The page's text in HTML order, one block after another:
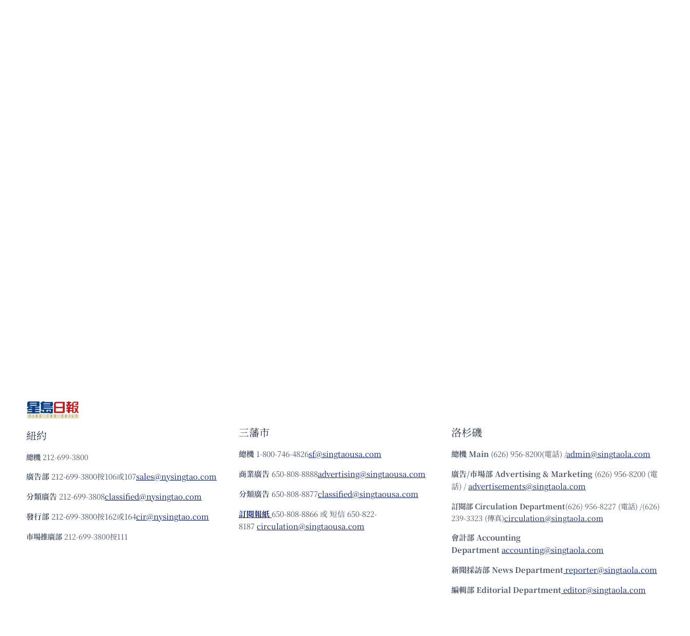
紐約
總機 212-699-3800
廣告部 212-699-3800按106或107sales@nysingtao.com
分類廣告 212-699-3808classified@nysingtao.com
發⾏部 212-699-3800按162或164cir@nysingtao.com
市場推廣部 212-699-3800按111
三藩市
總機 1-800-746-4826sf@singtaousa.com
商業廣告 650-808-8888advertising@singtaousa.com
分類廣告 650-808-8877classified@singtaousa.com
訂閱報紙 650-808-8866 或 短信 650-822-
8187circulation@singtaousa.com
洛杉磯
總機Main (626) 956-8200(電話) /admin@singtaola.com
廣告/市場部Advertising & Marketing (626) 956-8200 (電
話) /advertisements@singtaola.com
訂閱部 Circulation Department(626) 956-8227 (電話) /(626)
239-3323 (傳真)circulation@singtaola.com
會計部 Accounting
Departmentaccounting@singtaola.com
新聞採訪部 News Departmentreporter@singtaola.com
編輯部 Editorial Departmenteditor@singtaola.com